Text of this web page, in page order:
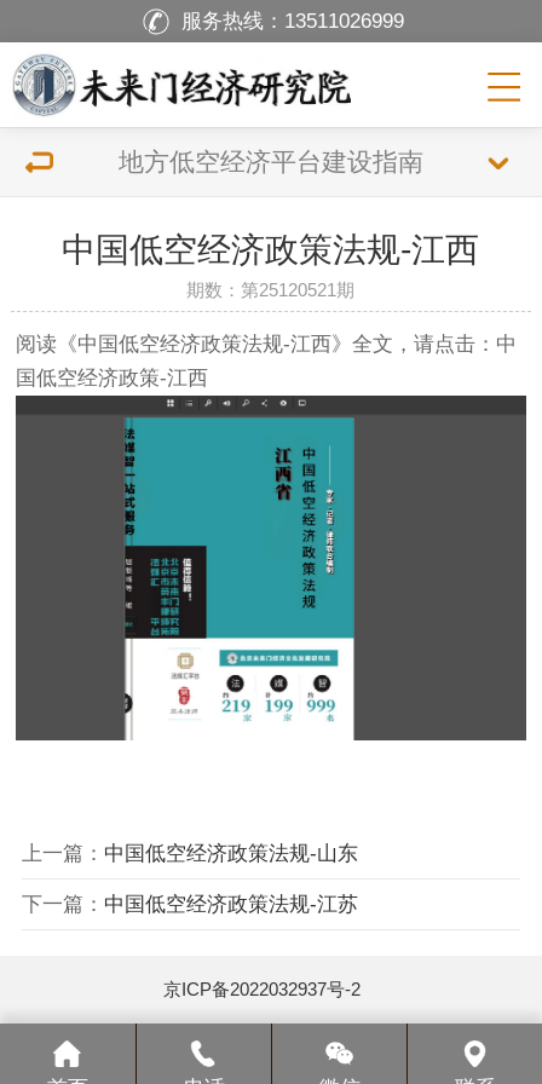
服务热线： 13511026999
地方低空经济平台建设指南
中国低空经济政策法规-江西
期数：第25120521期
阅读《中国低空经济政策法规-江西》全文，请点击： 中
国低空经济政策-江西
上一篇： 中国低空经济政策法规-山东
下一篇： 中国低空经济政策法规-江苏
京ICP备2022032937号-2